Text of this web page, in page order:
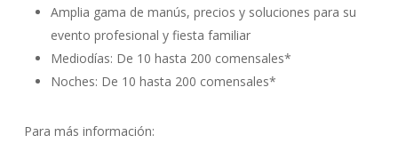
Amplia gama de manús, precios y soluciones para su
evento profesional y fiesta familiar
Mediodías: De 10 hasta 200 comensales*
Noches: De 10 hasta 200 comensales*
Para más información: